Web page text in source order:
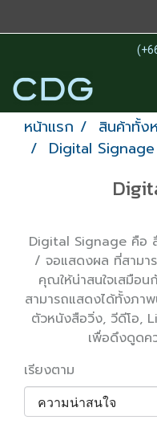
หน้าแรก สินค้าทั้ง
Digital Signage
Digital Signage คือ
/ จอแสดงผล ที่สามา
คุณให้น่าสนใจเสมือ
สามารถแสดงได้ทั้งภาพ
ตัวหนังสือวิ่ง, วีดีโอ,
เพื่อดึงดูดค
เรียงตาม